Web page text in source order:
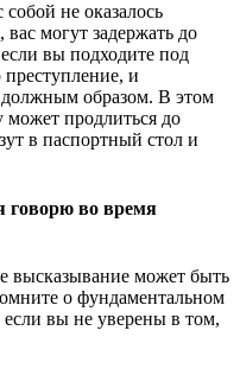
не оказалось
могут задержать до
вы подходите под
и
образом. В этом
может продлиться до
в паспортный стол и
говорю во время
высказывание может быть
о фундаментальном
вы не уверены в том,